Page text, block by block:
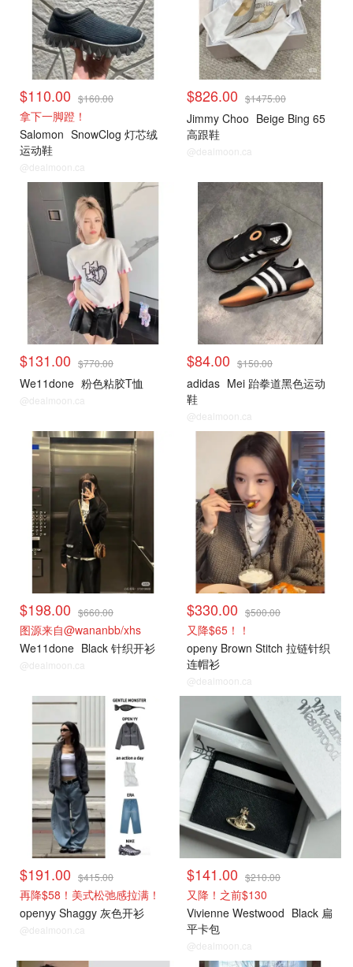
$110.00 $160.00
拿下一脚蹬！
Salomon SnowClog 灯芯绒
运动鞋
@dealmoon.ca
$826.00 $1475.00
Jimmy Choo Beige Bing 65
高跟鞋
@dealmoon.ca
$131.00 $770.00
We11done 粉色粘胶T恤
@dealmoon.ca
小编推荐
$84.00 $150.00
adidas Mei 跆拳道黑色运动
鞋
@dealmoon.ca
小编推荐
$198.00 $660.00
图源来自@wananbb/xhs
We11done Black 针织开衫
@dealmoon.ca
$330.00 $500.00
又降$65！！
openy Brown Stitch 拉链针织
连帽衫
@dealmoon.ca
$191.00 $415.00
再降$58！美式松弛感拉满！
openyy Shaggy 灰色开衫
@dealmoon.ca
$141.00 $210.00
又降！之前$130
Vivienne Westwood Black 扁
平卡包
@dealmoon.ca